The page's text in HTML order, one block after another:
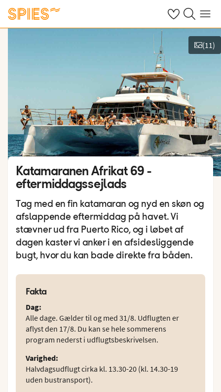
Se dine gemte
Søg påMenu
Vis film og billeder
(11)
Katamaranen Afrikat 69 -
eftermiddagssejlads
Tag med en fin katamaran og nyd en skøn og
afslappende eftermiddag på havet. Vi
stævner ud fra Puerto Rico, og i løbet af
dagen kaster vi anker i en afsidesliggende
bugt, hvor du kan bade direkte fra båden.
Fakta
Dag:
Alle dage. Gælder til og med 31/8. Udflugten er
aflyst den 17/8. Du kan se hele sommerens
program nederst i udflugtsbeskrivelsen.
Varighed:
Halvdagsudflugt cirka kl. 13.30-20 (kl. 14.30-19
uden bustransport).